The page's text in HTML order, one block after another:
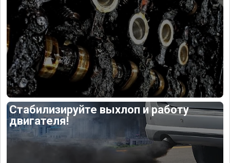
Стабилизируйте выхлоп и работу
двигателя!